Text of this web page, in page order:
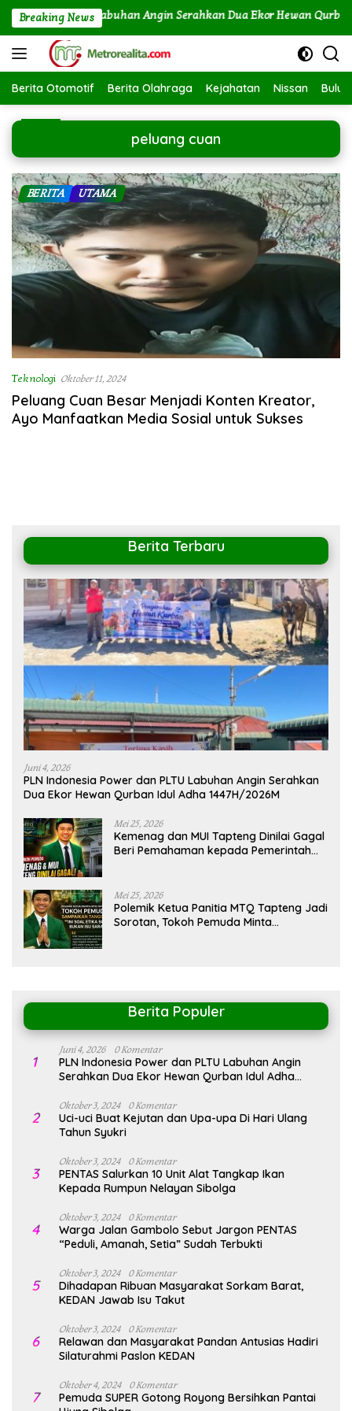
Langsung
Breaking News
dan PLTU Labuhan Angin Serahkan Dua Ekor Hewan Qurban
Berita Otomotif Berita Olahraga Kejahatan Nissan
peluang cuan
Teknologi Oktober 11, 2024
Peluang Cuan Besar Menjadi Konten Kreator,
Ayo Manfaatkan Media Sosial untuk Sukses
Berita Terbaru
Juni 4, 2026
PLN Indonesia Power dan PLTU Labuhan Angin Serahkan
Dua Ekor Hewan Qurban Idul Adha 1447H/2026M
Mei 25, 2026
Kemenag dan MUI Tapteng Dinilai Gagal
Beri Pemahaman kepada Pemerintah
Mei 25, 2026
Polemik Ketua Panitia MTQ Tapteng Jadi
Sorotan, Tokoh Pemuda Minta
Berita Populer
1
Juni 4, 2026 0 Komentar
PLN Indonesia Power dan PLTU Labuhan Angin
Serahkan Dua Ekor Hewan Qurban Idul Adha
2
Oktober 3, 2024 0 Komentar
Uci-uci Buat Kejutan dan Upa-upa Di Hari Ulang
Tahun Syukri
3
Oktober 3, 2024 0 Komentar
PENTAS Salurkan 10 Unit Alat Tangkap Ikan
Kepada Rumpun Nelayan Sibolga
4
Oktober 3, 2024 0 Komentar
Warga Jalan Gambolo Sebut Jargon PENTAS
“Peduli, Amanah, Setia” Sudah Terbukti
5
Oktober 3, 2024 0 Komentar
Dihadapan Ribuan Masyarakat Sorkam Barat,
KEDAN Jawab Isu Takut
6
Oktober 3, 2024 0 Komentar
Relawan dan Masyarakat Pandan Antusias Hadiri
Silaturahmi Paslon KEDAN
7
Oktober 4, 2024 0 Komentar
Pemuda SUPER Gotong Royong Bersihkan Pantai